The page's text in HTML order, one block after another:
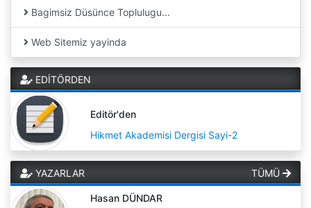
Bagimsiz Düsünce Toplulugu...
Web Sitemiz yayinda
EDİTÖRDEN
Editör'den
Hikmet Akademisi Dergisi Sayi-2
YAZARLAR TÜMÜ
Hasan DÜNDAR